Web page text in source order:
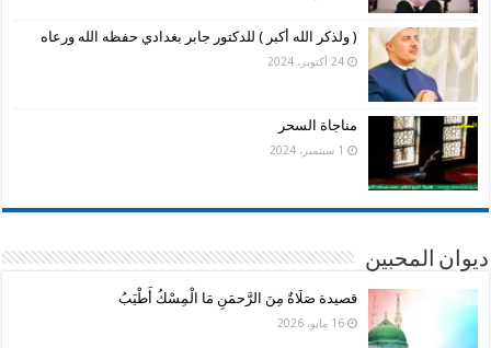
( ولذكر الله أكبر ) للدكتور جابر بغدادي حفظه الله ورعاه
24 أكتوبر، 2024
مناجاة السحر
1 سبتمبر، 2024
ديوان المحبين
قصيدة صَلَاةٌ مِنَ الرَّحمَنِ مَا الْمِسْكُ أَطْيَبُ
16 مايو، 2026